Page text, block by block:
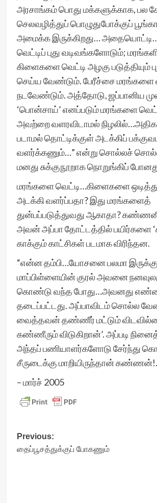
அரசாங்கம் பொது மக்களுக்காக, பல
செலவழித்துப் பொழுதுபோக்குப்
அமைக்க இருக்கிறது…
வெட்டிப் புது வடிவங்களோடும்;
கிளைகளை வெட்டி அழகு படுத்தியும்
செய்ய வேண்டும். பேரீச்சை மரங்களை
நடவேண்டும். அத்தோடு, ஜப்பானிய
‘பொன்சாய்’ எனப்படும் மரங்களை
அவற்றை வளரவிடாமல்
படாமல் தொட்டிக்குள் அடக்கிப்
வளர்க்கணும்…” என்று சொல்லச்
மனது சுக்குநூறாக நொறுங்கிப்
மரங்களை வெட்டி…கிளைகளை ஒடித்து
அடக்கி வளர்ப்பதா? இது மரங்களைத்
துன்பப்படுத்துவது ஆகாதா?
அவன் அப்பா தோட்டத்தில் பயிர்களை
காக்கும் காட்சிகள் படமாக விரிந்தன.
“என்ன தம்பி…யோசனை பலமா
மாப்பிள்ளையின் குரல் அவனை
கொண்டு வந்த போது…அவனது
தடைப்பட்டது. அப்பாவிடம் சொல்ல
வைத்தவன் தண்ணீர் மட்டும்
கண்ணீரும் விடுகிறான்’. அப்படி
அந்தப் பணியாளர்களோடு சேர்ந்து
சீருடைக்கு மாறியிருந்தான் கண்ணன்!.
– மார்ச் 2005
Post
navigation
Previous:
தைப்பூசத்துக்குப் போகணும்